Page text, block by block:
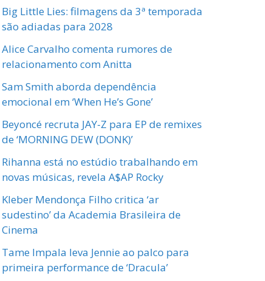
Big Little Lies: filmagens da 3ª temporada
são adiadas para 2028
Alice Carvalho comenta rumores de
relacionamento com Anitta
Sam Smith aborda dependência
emocional em ‘When He’s Gone’
Beyoncé recruta JAY-Z para EP de remixes
de ‘MORNING DEW (DONK)’
Rihanna está no estúdio trabalhando em
novas músicas, revela A$AP Rocky
Kleber Mendonça Filho critica ‘ar
sudestino’ da Academia Brasileira de
Cinema
Tame Impala leva Jennie ao palco para
primeira performance de ‘Dracula’